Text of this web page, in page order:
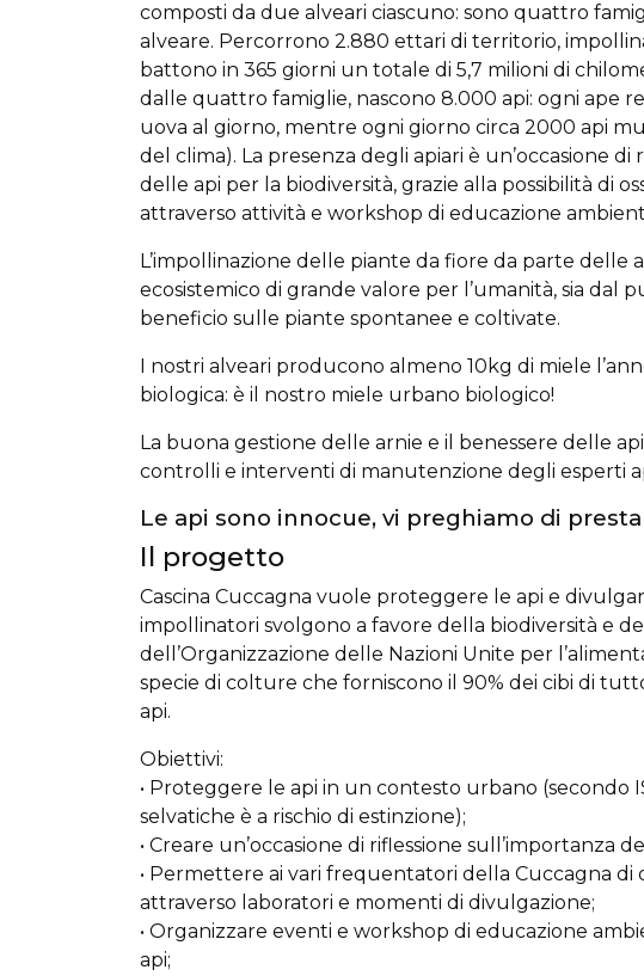
composti da due alveari ciascuno: sono quattro
alveare. Percorrono 2.880 ettari di territorio,
battono in 365 giorni un totale di 5,7 milioni di
dalle quattro famiglie, nascono 8.000 api: ogni ape
uova al giorno, mentre ogni giorno circa 2000 api
del clima). La presenza degli apiari è un’occasione
delle api per la biodiversità, grazie alla possibilità di
attraverso attività e workshop di educazione
L’impollinazione delle piante da fiore da parte delle
ecosistemico di grande valore per l’umanità, sia dal
beneficio sulle piante spontanee e coltivate.
I nostri alveari producono almeno 10kg di miele
biologica: è il nostro miele urbano biologico!
La buona gestione delle arnie e il benessere delle
controlli e interventi di manutenzione degli esperti
Le api sono innocue, vi preghiamo di
Il progetto
Cascina Cuccagna vuole proteggere le api e
impollinatori svolgono a favore della biodiversità e
dell’Organizzazione delle Nazioni Unite per
specie di colture che forniscono il 90% dei cibi di
api.
Obiettivi:
• Proteggere le api in un contesto urbano (secondo
selvatiche è a rischio di estinzione);
• Creare un’occasione di riflessione sull’importanza
• Permettere ai vari frequentatori della Cuccagna di
attraverso laboratori e momenti di divulgazione;
• Organizzare eventi e workshop di educazione
api;